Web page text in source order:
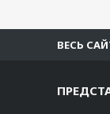
ВЕСЬ